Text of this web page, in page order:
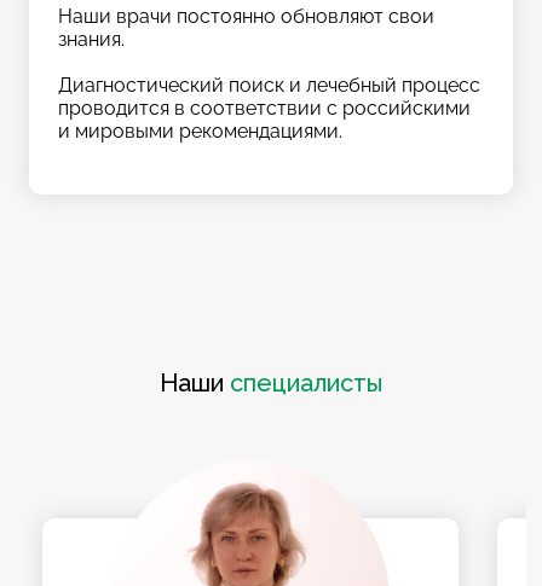
Наши врачи постоянно обновляют свои
знания.
Диагностический поиск и лечебный процесс
проводится в соответствии с российскими
и мировыми рекомендациями.
Наши специалисты